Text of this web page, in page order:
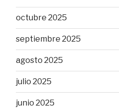
octubre 2025
septiembre 2025
agosto 2025
julio 2025
junio 2025